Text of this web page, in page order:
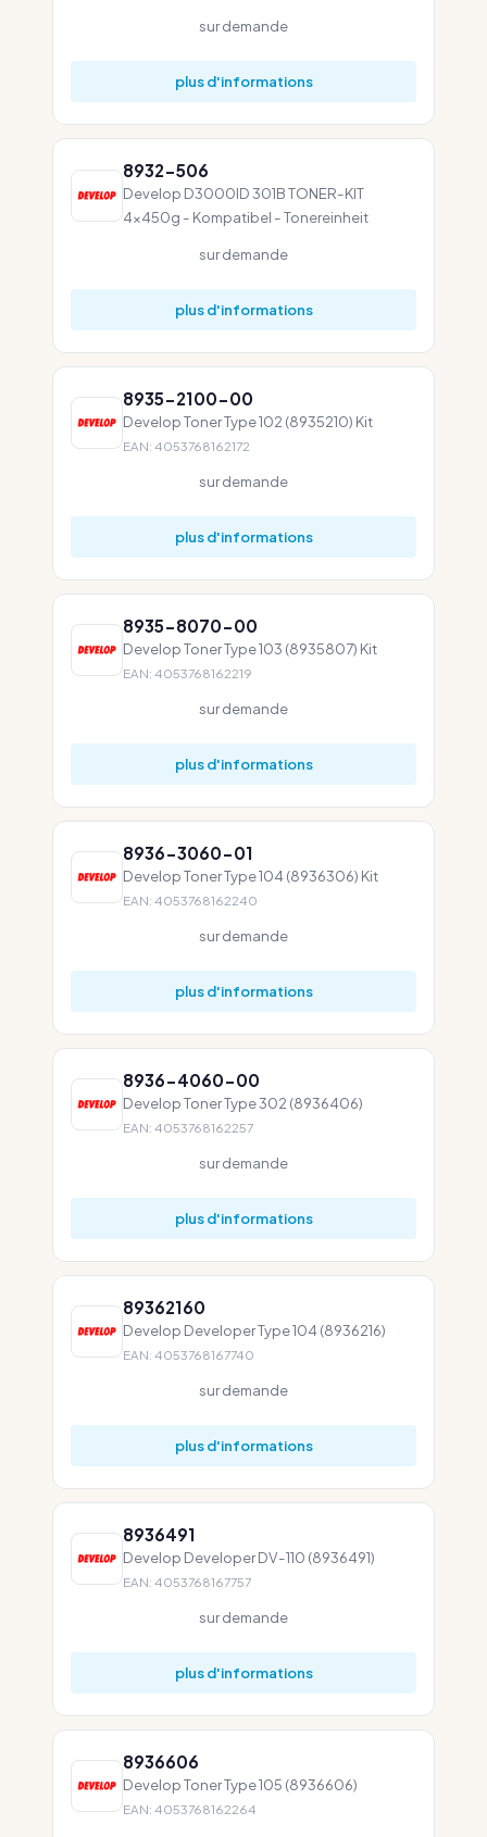
sur demande
plus d'informations
8932-506
Develop D3000ID 301B TONER-KIT
4x450g - Kompatibel - Tonereinheit
sur demande
plus d'informations
8935-2100-00
Develop Toner Type 102 (8935210) Kit
EAN: 4053768162172
sur demande
plus d'informations
8935-8070-00
Develop Toner Type 103 (8935807) Kit
EAN: 4053768162219
sur demande
plus d'informations
8936-3060-01
Develop Toner Type 104 (8936306) Kit
EAN: 4053768162240
sur demande
plus d'informations
8936-4060-00
Develop Toner Type 302 (8936406)
EAN: 4053768162257
sur demande
plus d'informations
89362160
Develop Developer Type 104 (8936216)
EAN: 4053768167740
sur demande
plus d'informations
8936491
Develop Developer DV-110 (8936491)
EAN: 4053768167757
sur demande
plus d'informations
8936606
Develop Toner Type 105 (8936606)
EAN: 4053768162264